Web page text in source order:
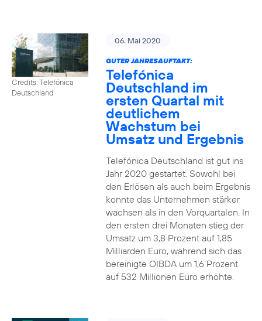
Credits: Telefónica
Deutschland
06. Mai 2020
GUTER JAHRESAUFTAKT:
Telefónica
Deutschland im
ersten Quartal mit
deutlichem
Wachstum bei
Umsatz und Ergebnis
Telefónica Deutschland ist gut ins
Jahr 2020 gestartet. Sowohl bei
den Erlösen als auch beim Ergebnis
konnte das Unternehmen stärker
wachsen als in den Vorquartalen. In
den ersten drei Monaten stieg der
Umsatz um 3,8 Prozent auf 1,85
Milliarden Euro, während sich das
bereinigte OIBDA um 1,6 Prozent
auf 532 Millionen Euro erhöhte.